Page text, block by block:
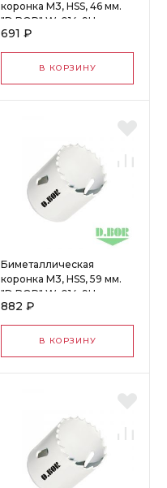
коронка М3, HSS, 46 мм.
"D.BOR" W-014-9H-
4004605D
691 ₽
В КОРЗИНУ
Биметаллическая
коронка М3, HSS, 59 мм.
"D.BOR" W-014-9H-
4005905D
882 ₽
В КОРЗИНУ